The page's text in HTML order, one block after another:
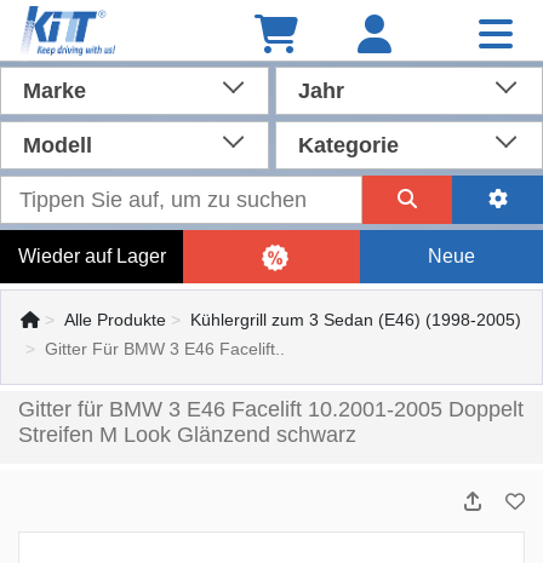
Marke Jahr
Modell Kategorie
Wieder auf Lager Neue
Alle Produkte
Kühlergrill zum 3 Sedan (E46) (1998-2005)
Gitter Für BMW 3 E46 Facelift..
Gitter für BMW 3 E46 Facelift 10.2001-2005 Doppelt
Streifen M Look Glänzend schwarz